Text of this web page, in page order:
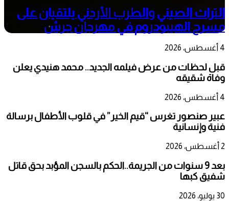
التراث الصيني والطرب الأردني يلتقيان على
مسرح الهيبودروم في مهرجان جرش
4 أغسطس، 2026
قبل لحظات من عرض فيلمه الجديد.. محمد هنيدي يعلن
وفاة شقيقه
4 أغسطس، 2026
عبير صنصور تغرس “قيم الخير” في قلوب الأطفال برسالة
فنية وإنسانية
2 أغسطس، 2026
بعد 9 سنوات من الجريمة..الحكم بالسجن المؤبد بحق قاتل
شفيق كبها
30 يوليو، 2026